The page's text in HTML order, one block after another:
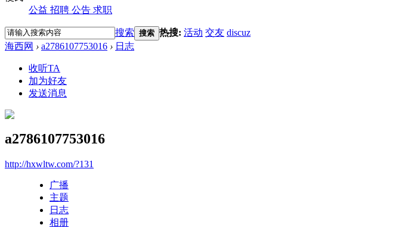
公益 招聘 公告 求职
搜索 搜索 热搜: 活动 交友 discuz
海西网 › a2786107753016 › 日志
收听TA
加为好友
发送消息
a2786107753016
http://hxwltw.com/?131
广播
主题
日志
相册